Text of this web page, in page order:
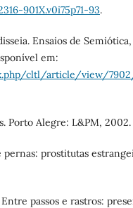
901X.v0i75p71-93.
Ensaios de
em:
cltl/article/view/
Porto Alegre: L&PM, 2002.
prostitutas
passos e rastros: